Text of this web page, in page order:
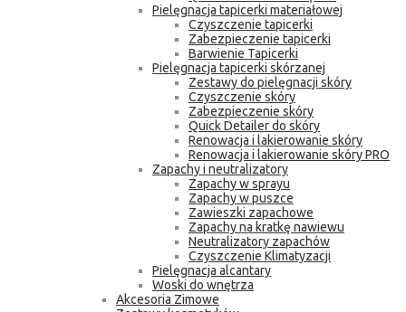
Pielęgnacja tapicerki materiałowej
Czyszczenie tapicerki
Zabezpieczenie tapicerki
Barwienie Tapicerki
Pielęgnacja tapicerki skórzanej
Zestawy do pielęgnacji skóry
Czyszczenie skóry
Zabezpieczenie skóry
Quick Detailer do skóry
Renowacja i lakierowanie skóry
Renowacja i lakierowanie skóry PRO
Zapachy i neutralizatory
Zapachy w sprayu
Zapachy w puszce
Zawieszki zapachowe
Zapachy na kratkę nawiewu
Neutralizatory zapachów
Czyszczenie Klimatyzacji
Pielęgnacja alcantary
Woski do wnętrza
Akcesoria Zimowe